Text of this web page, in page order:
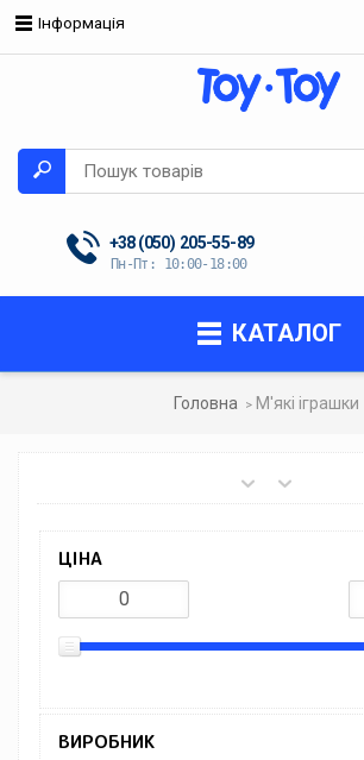
Інформація
+38 (050) 205-55-89
Пн-Пт: 10:00-18:00
КАТАЛОГ
Головна М'які іграшки
ЦІНА
ВИРОБНИК